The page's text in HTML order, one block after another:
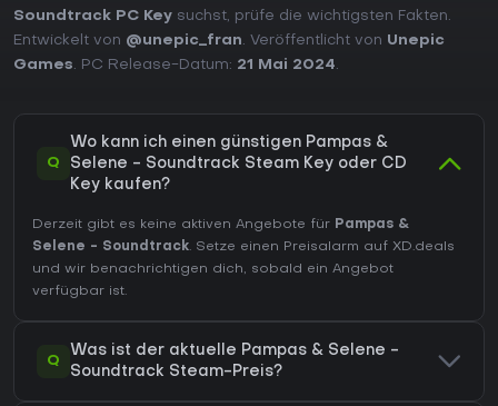
Soundtrack PC Key suchst, prüfe die wichtigsten Fakten.
Entwickelt von @unepic_fran. Veröffentlicht von Unepic
Games. PC Release-Datum: 21 Mai 2024.
Q
Wo kann ich einen günstigen Pampas &
Selene - Soundtrack Steam Key oder CD
Key kaufen?
Derzeit gibt es keine aktiven Angebote für Pampas &
Selene - Soundtrack. Setze einen Preisalarm auf XD.deals
und wir benachrichtigen dich, sobald ein Angebot
verfügbar ist.
Q
Was ist der aktuelle Pampas & Selene -
Soundtrack Steam-Preis?